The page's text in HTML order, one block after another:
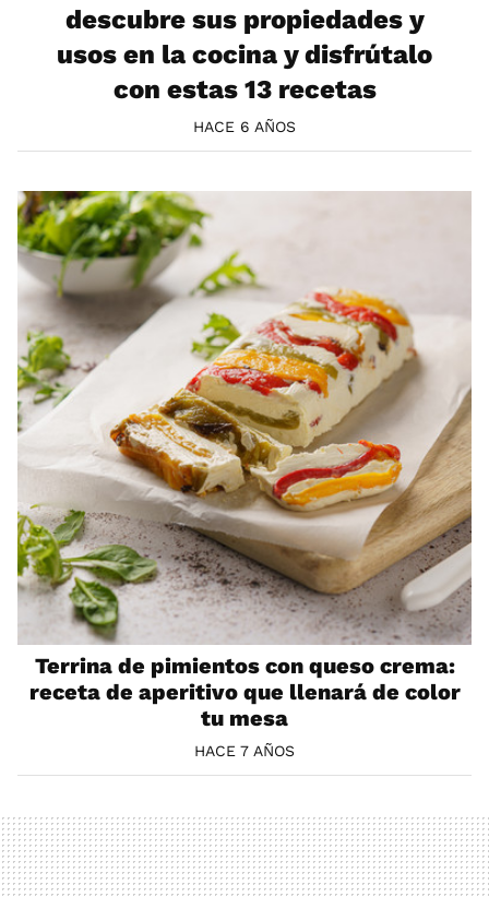
descubre sus propiedades y
usos en la cocina y disfrútalo
con estas 13 recetas
HACE 6 AÑOS
Terrina de pimientos con queso crema:
receta de aperitivo que llenará de color
tu mesa
HACE 7 AÑOS